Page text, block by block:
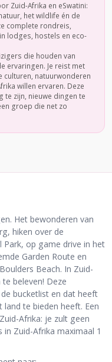
Zuid-Afrika en eSwatini:
het wildlife én de
complete rondreis,
lodges, hostels en eco-
die houden van
ervaringen. Je reist met
culturen, natuurwonderen
willen ervaren. Deze
te zijn, nieuwe dingen te
groep die net zo
Het bewonderen van
hiken over de
op game drive in het
Garden Route en
Beach. In Zuid-
beleven! Deze
bucketlist en dat heeft
te bieden heeft. Een
Afrika: je zult geen
Zuid-Afrika maximaal 1